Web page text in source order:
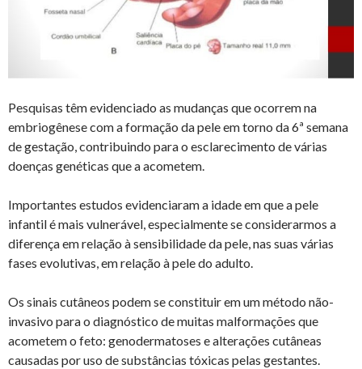
Pesquisas têm evidenciado as mudanças que ocorrem na
embriogênese com a formação da pele em torno da 6ª semana
de gestação, contribuindo para o esclarecimento de várias
doenças genéticas que a acometem.
Importantes estudos evidenciaram a idade em que a pele
infantil é mais vulnerável, especialmente se considerarmos a
diferença em relação à sensibilidade da pele, nas suas várias
fases evolutivas, em relação à pele do adulto.
Os sinais cutâneos podem se constituir em um método não-
invasivo para o diagnóstico de muitas malformações que
acometem o feto: genodermatoses e alterações cutâneas
causadas por uso de substâncias tóxicas pelas gestantes.